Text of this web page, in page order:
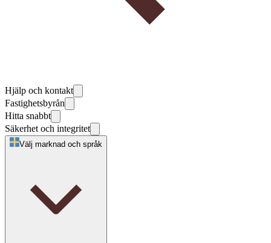
Hjälp och kontakt
Fastighetsbyrån
Hitta snabbt
Säkerhet och integritet
Välj marknad och språk